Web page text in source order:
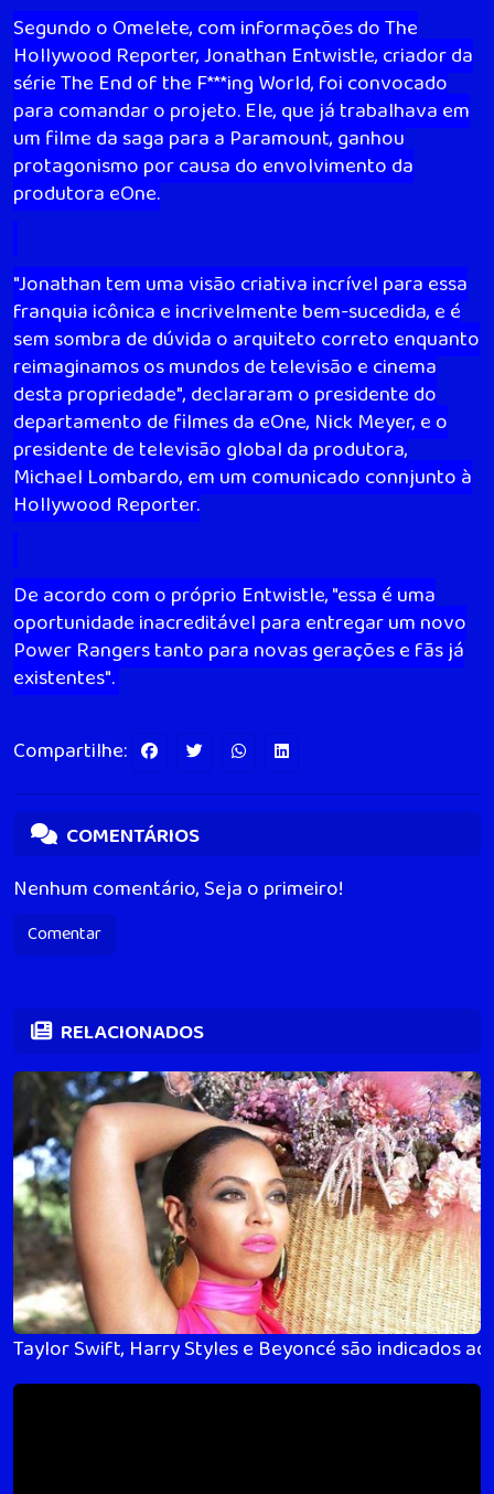
Segundo o Omelete, com informações do The
Hollywood Reporter, Jonathan Entwistle, criador da
série The End of the F***ing World, foi convocado
para comandar o projeto. Ele, que já trabalhava em
um filme da saga para a Paramount, ganhou
protagonismo por causa do envolvimento da
produtora eOne.
"Jonathan tem uma visão criativa incrível para essa
franquia icônica e incrivelmente bem-sucedida, e é
sem sombra de dúvida o arquiteto correto enquanto
reimaginamos os mundos de televisão e cinema
desta propriedade", declararam o presidente do
departamento de filmes da eOne, Nick Meyer, e o
presidente de televisão global da produtora,
Michael Lombardo, em um comunicado connjunto à
Hollywood Reporter.
De acordo com o próprio Entwistle, "essa é uma
oportunidade inacreditável para entregar um novo
Power Rangers tanto para novas gerações e fãs já
existentes".
Compartilhe:
COMENTÁRIOS
Nenhum comentário, Seja o primeiro!
Comentar
RELACIONADOS
Taylor Swift, Harry Styles e Beyoncé são indicados ao